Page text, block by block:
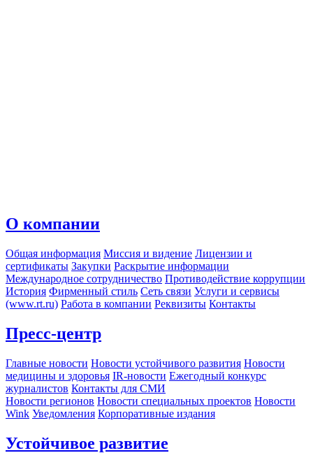
О компании
Общая информация Миссия и видение Лицензии и
сертификаты Закупки Раскрытие информации
Международное сотрудничество Противодействие коррупции
История Фирменный стиль Сеть связи Услуги и сервисы
(www.rt.ru) Работа в компании Реквизиты Контакты
Пресс-центр
Главные новости Новости устойчивого развития Новости
медицины и здоровья IR-новости Ежегодный конкурс
журналистов Контакты для СМИ
Новости регионов Новости специальных проектов Новости
Wink Уведомления Корпоративные издания
Устойчивое развитие